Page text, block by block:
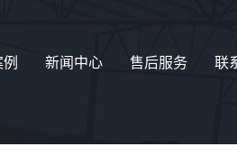
新闻中心 售后服务 联